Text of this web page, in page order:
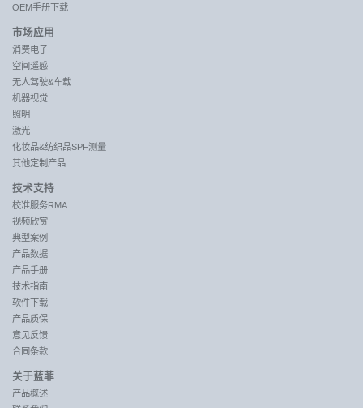
OEM手册下载
市场应用
消费电子
空间遥感
无人驾驶&车载
机器视觉
照明
激光
化妆品&纺织品SPF测量
其他定制产品
技术支持
校准服务RMA
视频欣赏
典型案例
产品数据
产品手册
技术指南
软件下载
产品质保
意见反馈
合同条款
关于蓝菲
产品概述